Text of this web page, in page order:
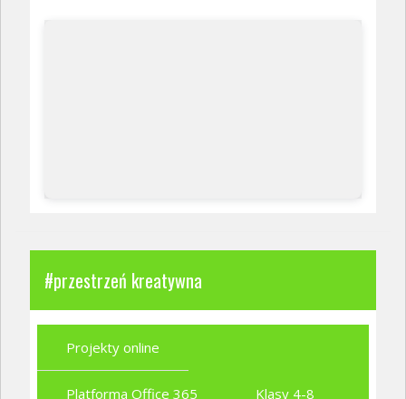
#przestrzeń kreatywna
Projekty online
Platforma Office 365 Klasy 4-8